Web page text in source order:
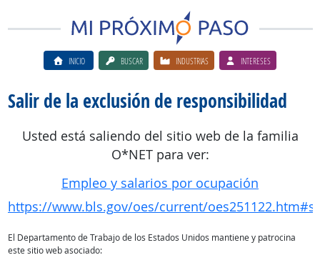
INICIO BUSCAR INDUSTRIAS INTERESES
Salir de la exclusión de responsibilidad
Usted está saliendo del sitio web de la familia
O*NET para ver:
Empleo y salarios por ocupación
https://www.bls.gov/oes/current/oes251122.htm#st
El Departamento de Trabajo de los Estados Unidos mantiene y patrocina
este sitio web asociado: